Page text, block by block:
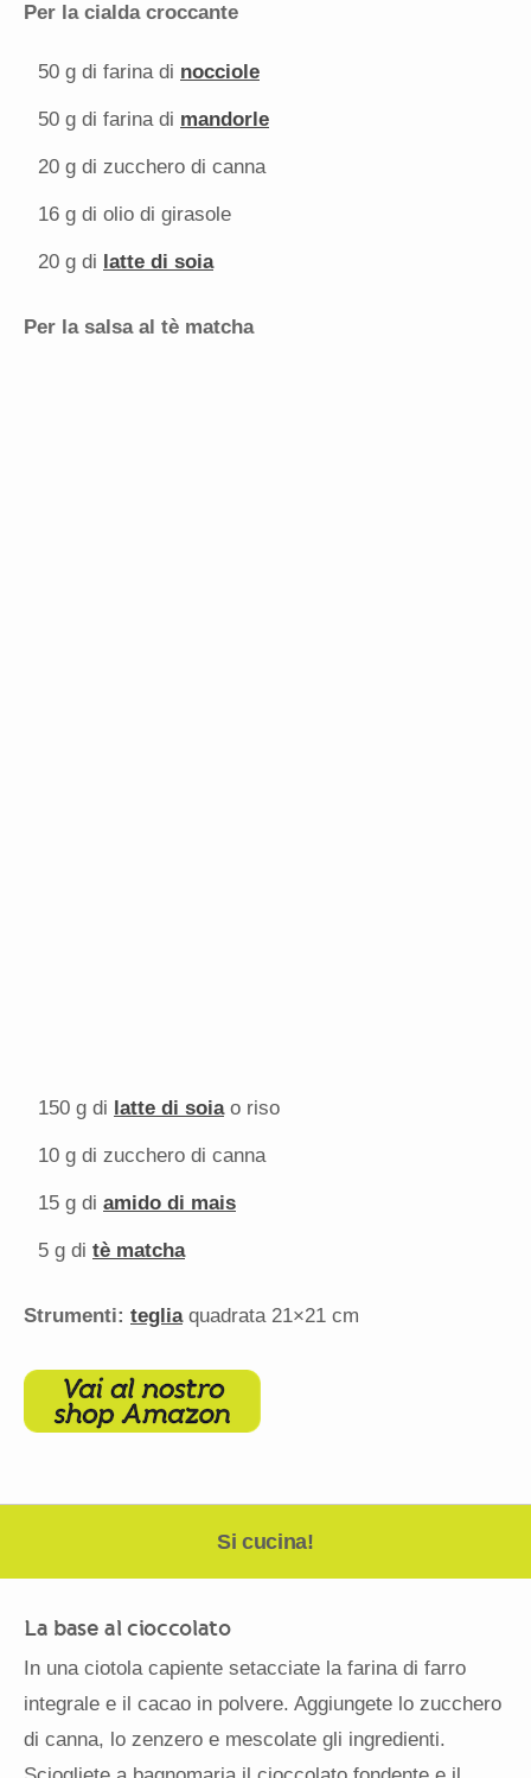
Per l a cialda croccante
50 g di farina di nocciole
50 g di farina di mandorle
20 g di zucchero di canna
16 g di olio di girasole
20 g di latte di soia
Per l a salsa al tè matcha
150 g di latte di soiao riso
10 g di zucchero di canna
15 g di amido di mais
5 g di tè matcha
Strumenti: tegliaquadrata 21×21 cm
Si cucina!
La base al cioccolato
In una ciotola capiente setacciate la farina di farro
integrale e il cacao in polvere. Aggiungete lo zucchero
di canna, lo zenzero e mescolate gli ingredienti.